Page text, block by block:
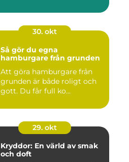
30. okt
Så gör du egna
hamburgare från grunden
Att göra hamburgare från
grunden är både roligt och
gott. Du får full ko...
29. okt
Kryddor: En värld av smak
och doft